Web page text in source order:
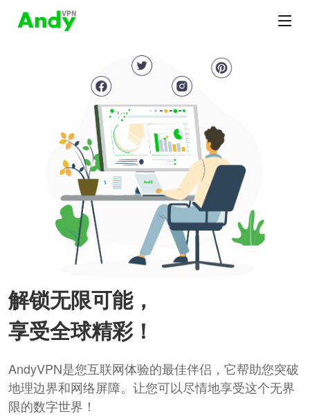
解锁无限可能，
享受全球精彩！
AndyVPN是您互联网体验的最佳伴侣，它帮助您突破
地理边界和网络屏障。让您可以尽情地享受这个无界
限的数字世界！